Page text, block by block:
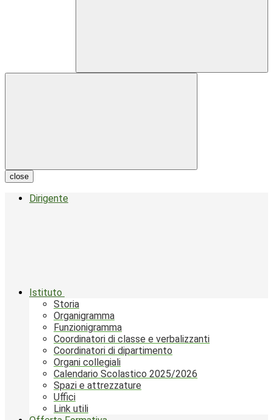
close
Dirigente
Istituto
Storia
Organigramma
Funzionigramma
Coordinatori di classe e verbalizzanti
Coordinatori di dipartimento
Organi collegiali
Calendario Scolastico 2025/2026
Spazi e attrezzature
Uffici
Link utili